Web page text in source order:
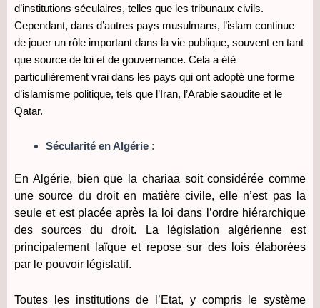
d’institutions séculaires, telles que les tribunaux civils.
Cependant, dans d’autres pays musulmans, l’islam continue
de jouer un rôle important dans la vie publique, souvent en tant
que source de loi et de gouvernance. Cela a été
particulièrement vrai dans les pays qui ont adopté une forme
d’islamisme politique, tels que l’Iran, l’Arabie saoudite et le
Qatar.
Sécularité en Algérie :
En Algérie, bien que la chariaa soit considérée comme
une source du droit en matière civile, elle n’est pas la
seule et est placée après la loi dans l’ordre hiérarchique
des sources du droit. La législation algérienne est
principalement laïque et repose sur des lois élaborées
par le pouvoir législatif.
Toutes les institutions de l’Etat, y compris le système